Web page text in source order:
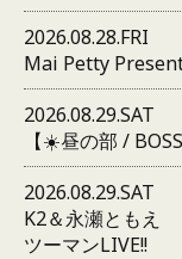
2026.08.28.FRI
Mai Petty
2026.08.29.SAT
【☀️昼の部 /
2026.08.29.SAT
K2＆永瀬ともえ
ツーマンLIVE!!